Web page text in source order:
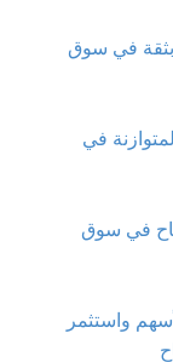
في سوق
في
في سوق
واستثمر